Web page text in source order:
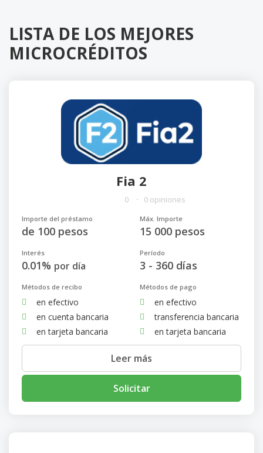
LISTA DE LOS MEJORES
MICROCRÉDITOS
Fia 2
0 0 opiniones
Importe del préstamo
de 100 pesos
Máx. Importe
15 000 pesos
Interés
0.01% por día
Período
3 - 360 días
Métodos de recibo
en efectivo
en cuenta bancaria
en tarjeta bancaria
Métodos de pago
en efectivo
transferencia bancaria
en tarjeta bancaria
Leer más
Solicitar